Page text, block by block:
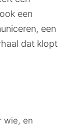
een
een
dat klopt
wie, en